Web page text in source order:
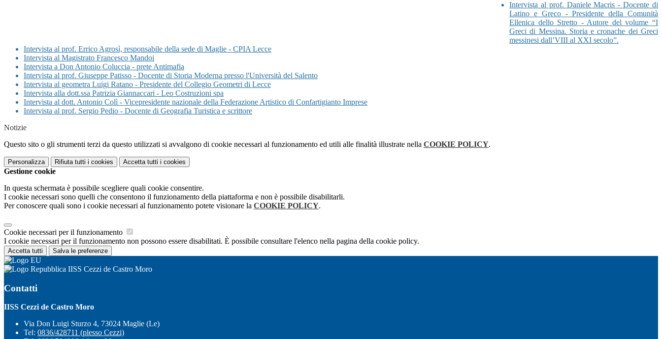
Intervista al prof. Daniele Macris -Docente di
Latino e Greco - Presidente della Comunità
Ellenica dello Stretto - Autore del volume “I
Greci di Messina. Storia e cronache dei Greci
messinesi dall’VIII al XXI secolo”.
Intervista al prof. Errico Agrosì, responsabile della sede di Maglie - CPIA Lecce
Intervista al Magistrato Francesco Mandoi
Intervista a Don Antonio Coluccia - prete Antimafia
Intervista al prof. Giuseppe Patisso - Docente di Storia Moderna presso l'Università del Salento
Intervista al geometra Luigi Ratano - Presidente del Collegio Geometri di Lecce
Intervista alla dott.ssa Patrizia Giannaccari - Leo Costruzioni spa
Intervista al dott. Antonio Colì - Vicepresidente nazionale della Federazione Artistico di Confartigianto Imprese
Intervista al prof. Sergio Pedio - Docente di Geografia Turistica e scrittore
Notizie
Questo sito o gli strumenti terzi da questo utilizzati si avvalgono di cookie necessari al funzionamento ed utili alle finalità illustrate nella COOKIE POLICY.
Personalizza Rifiuta tutti i cookies Accetta tutti i cookies
Gestione cookie
In questa schermata è possibile scegliere quali cookie consentire.
I cookie necessari sono quelli che consentono il funzionamento della piattaforma e non è possibile disabilitarli.
Per conoscere quali sono i cookie necessari al funzionamento potete visionare la COOKIE POLICY.
Cookie necessari per il funzionamento
I cookie necessari per il funzionamento non possono essere disabilitati. È possibile consultare l'elenco nella pagina della cookie policy.
Accetta tutti Salva le preferenze
IISS Cezzi de Castro Moro
Contatti
IISS Cezzi de Castro Moro
Via Don Luigi Sturzo 4, 73024 Maglie (Le)
Tel: 0836/428711 (plesso Cezzi)